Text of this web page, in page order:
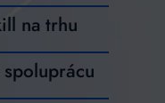
na trhu